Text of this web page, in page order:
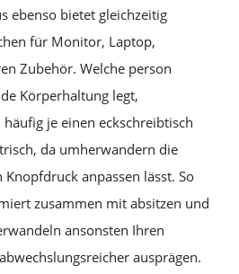
ebenso bietet gleichzeitig
für Monitor, Laptop,
Zubehör. Welche person
Körperhaltung legt,
je einen eckschreibtisch
da umherwandern die
anpassen lässt. So
zusammen mit absitzen und
ansonsten Ihren
ausprägen.